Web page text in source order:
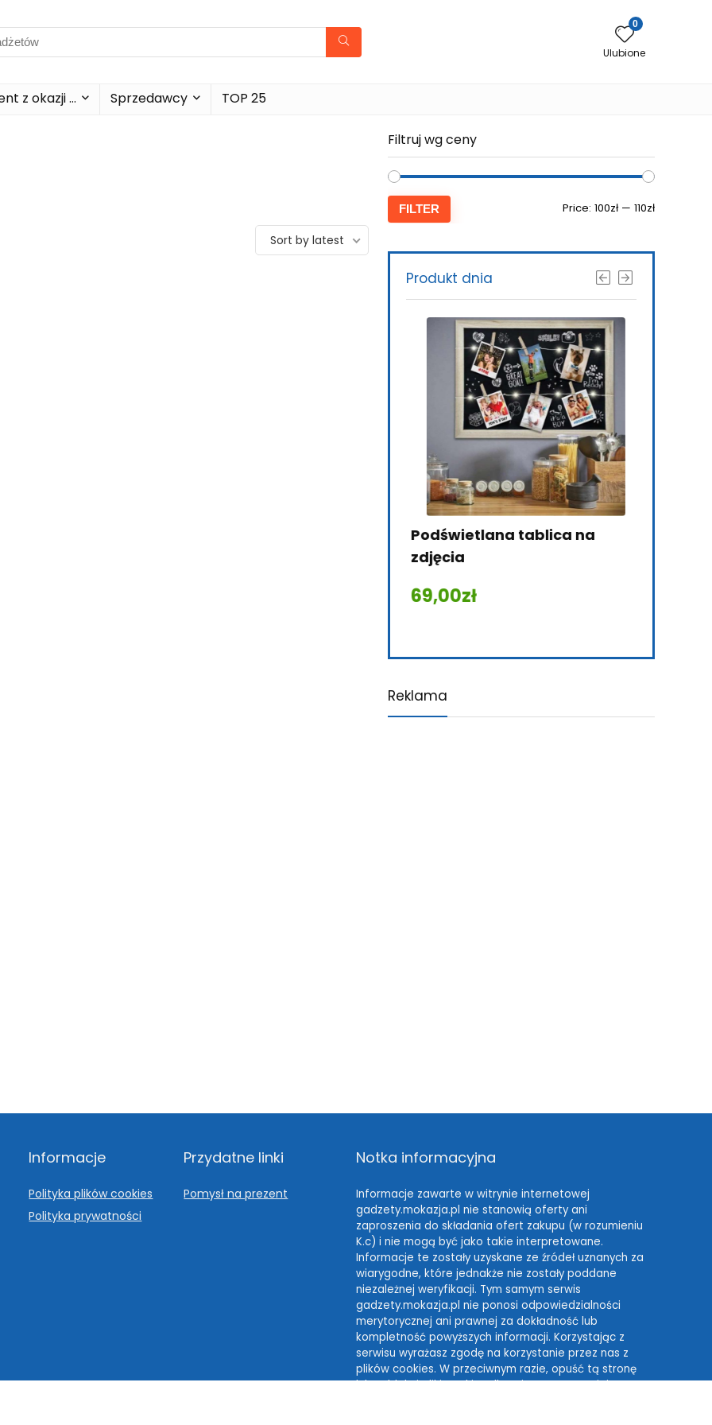
0
Ulubione
z okazji … Sprzedawcy TOP 25
Sort by latest
Filtruj wg ceny
FILTER Price: 100zł— 110zł
Produkt dnia
Podświetlana tablica na
zdjęcia
69,00zł
Reklama
Informacje
Polityka plików cookies
Polityka prywatności
Przydatne linki
Pomysł na prezent
Notka informacyjna
Informacje zawarte w witrynie internetowej
gadzety.mokazja.pl nie stanowią oferty ani
zaproszenia do składania ofert zakupu (w rozumieniu
K.c) i nie mogą być jako takie interpretowane.
Informacje te zostały uzyskane ze źródeł uznanych za
wiarygodne, które jednakże nie zostały poddane
niezależnej weryfikacji. Tym samym serwis
gadzety.mokazja.pl nie ponosi odpowiedzialności
merytorycznej ani prawnej za dokładność lub
kompletność powyższych informacji. Korzystając z
serwisu wyrażasz zgodę na korzystanie przez nas z
plików cookies. W przeciwnym razie, opuść tą stronę
lub zablokuj pliki cookies dla tej strony w swojej